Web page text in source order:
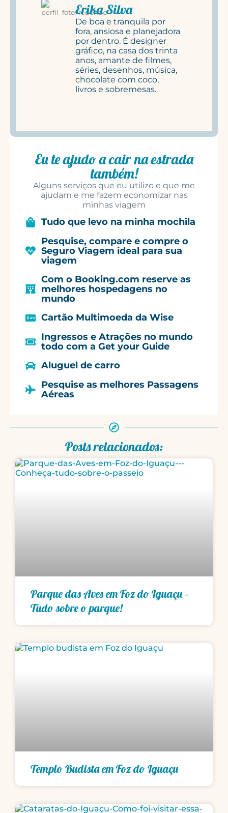
Erika Silva
De boa e tranquila por
fora, ansiosa e planejadora
por dentro. É designer
gráfico, na casa dos trinta
anos, amante de filmes,
séries, desenhos, música,
chocolate com coco,
livros e sobremesas.
Eu te ajudo a cair na estrada
também!
Alguns serviços que eu utilizo e que me
ajudam e me fazem economizar nas
minhas viagem
Tudo que levo na minha mochila
Pesquise, compare e compre o
Seguro Viagem ideal para sua
viagem
Com o Booking.com reserve as
melhores hospedagens no
mundo
Cartão Multimoeda da Wise
Ingressos e Atrações no mundo
todo com a Get your Guide
Aluguel de carro
Pesquise as melhores Passagens
Aéreas
Posts relacionados:
Parque das Aves em Foz do Iguaçu –
Tudo sobre o parque!
Templo Budista em Foz do Iguaçu